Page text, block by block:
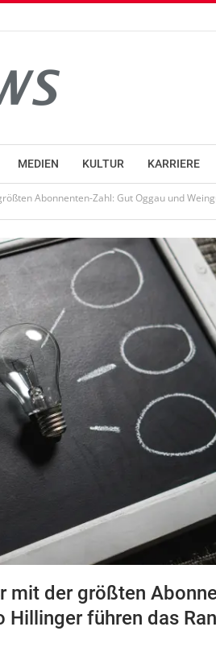
MEDIEN KULTUR KARRIERE
Abonnenten-Zahl: Gut Oggau und
mit der größten
Hillinger führen das